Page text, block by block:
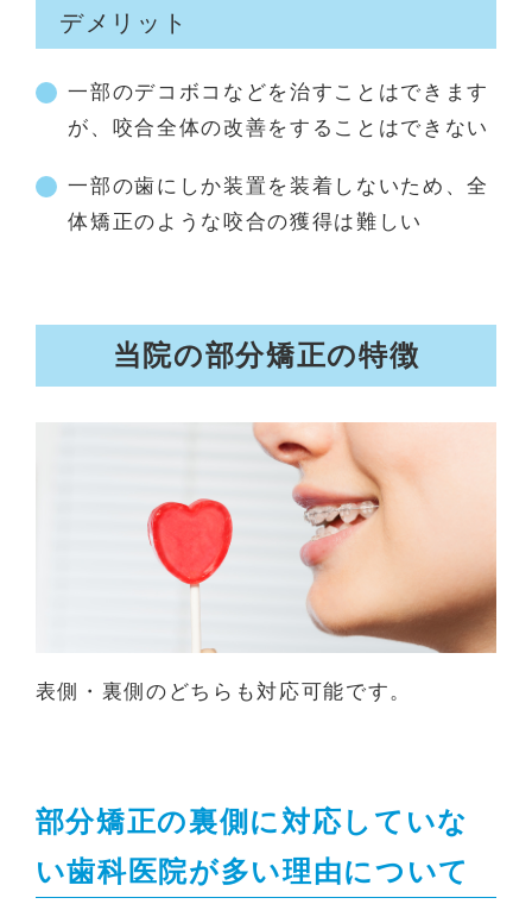
デメリット
一部のデコボコなどを治すことはできます
が、咬合全体の改善をすることはできない
一部の歯にしか装置を装着しないため、全
体矯正のような咬合の獲得は難しい
当院の部分矯正の特徴
表側・裏側のどちらも対応可能です。
部分矯正の裏側に対応していな
い歯科医院が多い理由について